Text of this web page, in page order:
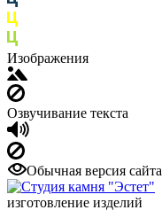
Изображения
Озвучивание текста
Обычная версия сайта
изготовление изделий